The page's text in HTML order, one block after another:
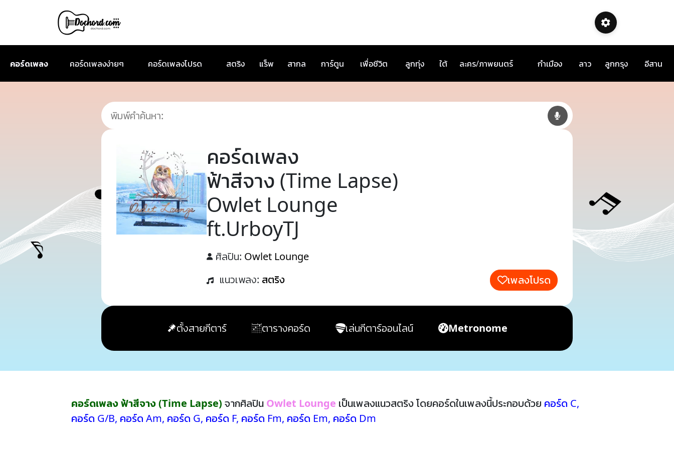
คอร์ดเพลง คอร์ดเพลงง่ายๆ คอร์ดเพลงโปรด สตริง แร็พ สากล การ์ตูน เพื่อชีวิต ลูกทุ่ง ใต้ ละคร/ภาพยนตร์ กำเมือง ลาว ลูกกรุง อีสาน
คอร์ดเพลง
ฟ้าสีจาง (Time Lapse)
Owlet Lounge
ft.UrboyTJ
ศิลปิน: Owlet Lounge
แนวเพลง: สตริง เพลงโปรด
ตั้งสายกีตาร์ ตารางคอร์ด เล่นกีตาร์ออนไลน์ Metronome
คอร์ดเพลง ฟ้าสีจาง (Time Lapse) จากศิลปิน Owlet Lounge เป็นเพลงแนวสตริง โดยคอร์ดในเพลงนี้ประกอบด้วย คอร์ด C,
คอร์ด G/B, คอร์ด Am, คอร์ด G, คอร์ด F, คอร์ด Fm, คอร์ด Em, คอร์ด Dm